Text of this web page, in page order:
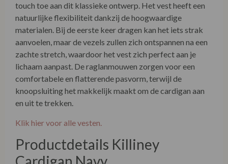
touch toe aan dit klassieke ontwerp. Het vest heeft een
natuurlijke flexibiliteit dankzij de hoogwaardige
materialen. Bij de eerste keer dragen kan het iets strak
aanvoelen, maar de vezels zullen zich ontspannen na een
zachte stretch, waardoor het vest zich perfect aan je
lichaam aanpast. De raglanmouwen zorgen voor een
comfortabele en flatterende pasvorm, terwijl de
knoopsluiting het makkelijk maakt om de cardigan aan
en uit te trekken.
Klik hier voor alle vesten.
Productdetails Killiney